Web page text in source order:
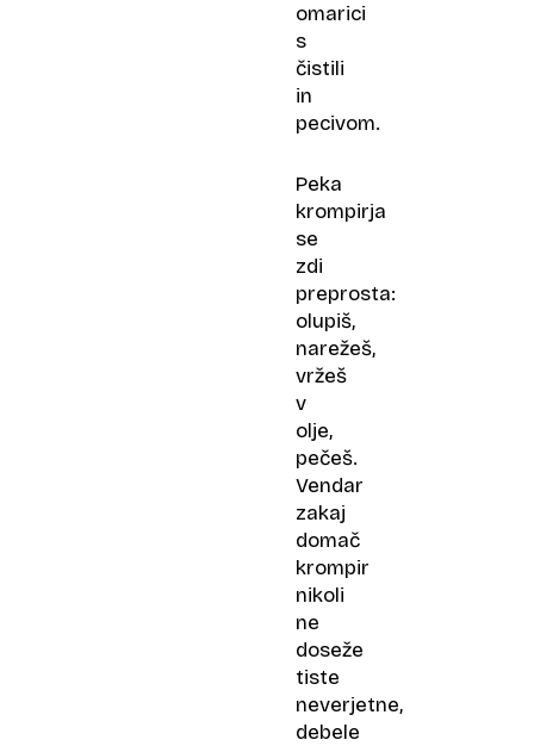
omarici
s
čistili
in
pecivom.
Peka
krompirja
se
zdi
preprosta:
olupiš,
narežeš,
vržeš
v
olje,
pečeš.
Vendar
zakaj
domač
krompir
nikoli
ne
doseže
tiste
neverjetne,
debele